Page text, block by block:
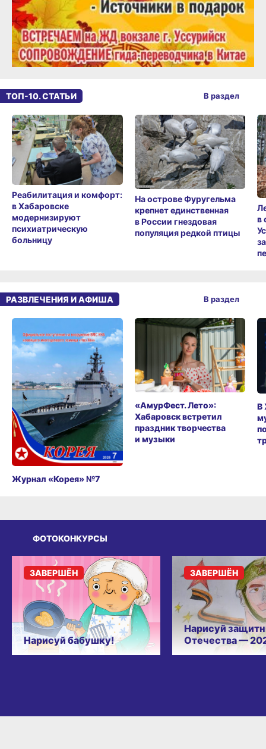
ТОП-10. СТАТЬИ
Реабилитация и комфорт:
в Хабаровске
модернизируют
психиатрическую
больницу
На острове Фуругельма
крепнет единственная
в России гнездовая
популяция редкой птицы
в
В раздел
РАЗВЛЕЧЕНИЯ И АФИША
Журнал «Корея» №7
«АмурФест. Лето»:
Хабаровск встретил
праздник творчества
и музыки
В
В раздел
ФОТОКОНКУРСЫ
Нарисуй бабушку!
ЗАВЕРШЁН
Нарисуй
Отечества —
ЗАВЕРШЁН